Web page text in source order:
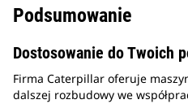
Podsumowanie
Dostosowanie do Twoich
Firma Caterpillar oferuje
dalszej rozbudowy we